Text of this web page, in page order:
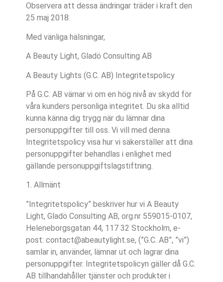
Observera att dessa ändringar träder i kraft den
25 maj 2018.
Med vänliga hälsningar,
A Beauty Light, Gladö Consulting AB
A Beauty Lights (G.C. AB) Integritetspolicy
På G.C. AB värnar vi om en hög nivå av skydd för
våra kunders personliga integritet. Du ska alltid
kunna känna dig trygg när du lämnar dina
personuppgifter till oss. Vi vill med denna
Integritetspolicy visa hur vi säkerställer att dina
personuppgifter behandlas i enlighet med
gällande personuppgiftslagstiftning.
1. Allmänt
”Integritetspolicy” beskriver hur vi A Beauty
Light, Gladö Consulting AB, org.nr 559015-0107,
Heleneborgsgatan 44, 117 32 Stockholm, e-
post: contact@abeautylight.se, (”G.C. AB”, ”vi”)
samlar in, använder, lämnar ut och lagrar dina
personuppgifter. Integritetspolicyn gäller då G.C.
AB tillhandahåller tjänster och produkter i